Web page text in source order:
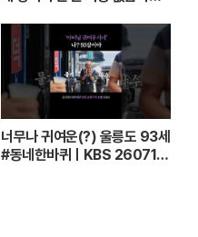
너무나 귀여운(?) 울릉도 93세
#동네한바퀴ㅣKBS 260711